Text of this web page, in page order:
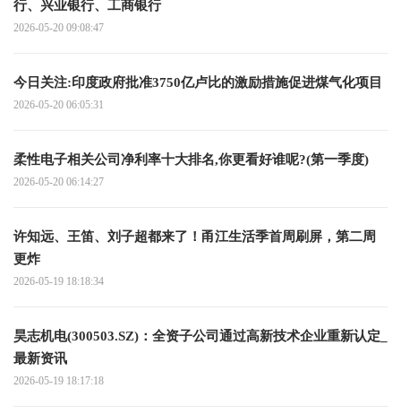
行、兴业银行、工商银行
2026-05-20 09:08:47
今日关注:印度政府批准3750亿卢比的激励措施促进煤气化项目
2026-05-20 06:05:31
柔性电子相关公司净利率十大排名,你更看好谁呢?(第一季度)
2026-05-20 06:14:27
许知远、王笛、刘子超都来了！甬江生活季首周刷屏，第二周
更炸
2026-05-19 18:18:34
昊志机电(300503.SZ)：全资子公司通过高新技术企业重新认定_
最新资讯
2026-05-19 18:17:18